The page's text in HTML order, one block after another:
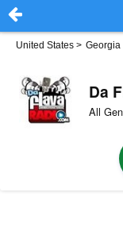
United States > Georgia
Da
All